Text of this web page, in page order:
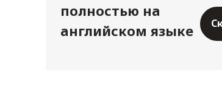
полностью на
английском языке